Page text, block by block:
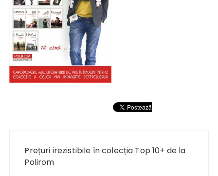
articole
Prețuri irezistibile în colecția Top 10+ de la
Polirom